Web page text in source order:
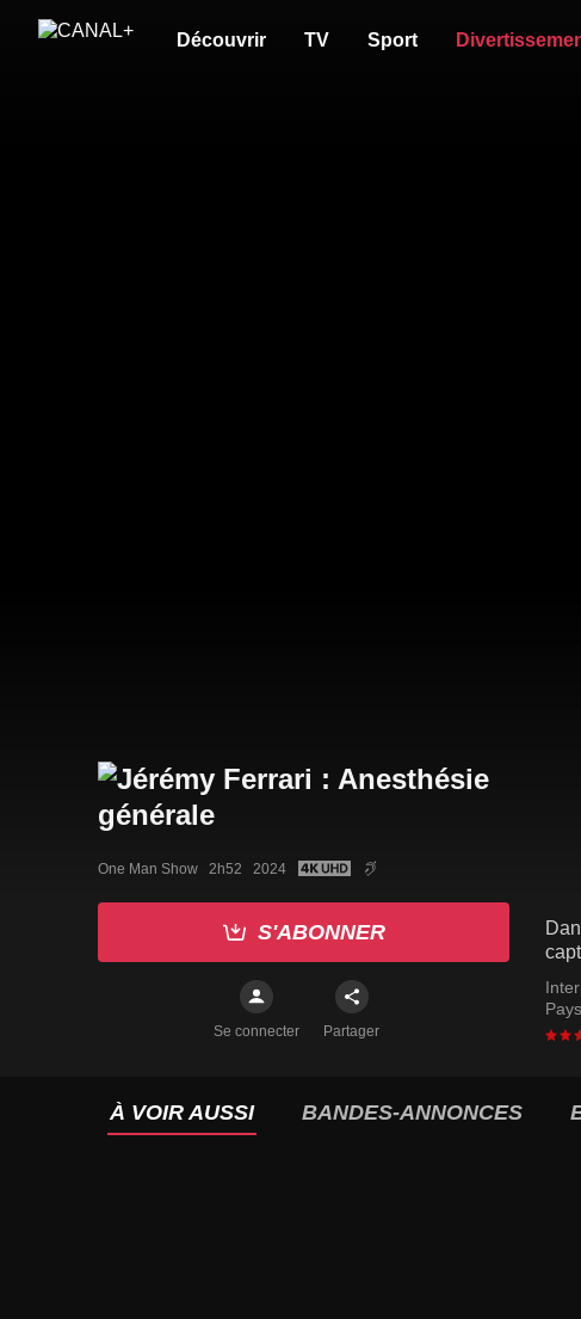
Découvrir TV Sport
One Man Show   2h52   2024
S'ABONNER
Se connecter Partager
À VOIR AUSSI BANDES-ANNONCES